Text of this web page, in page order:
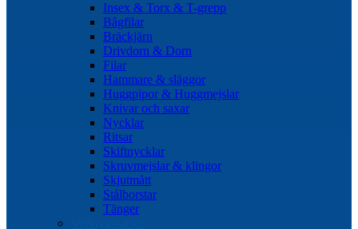
Insex & Torx & T-grepp
Bågfilar
Bräckjärn
Drivdorn & Dorn
Filar
Hammare & släggor
Huggpipor & Huggmejslar
Knivar och saxar
Nycklar
Ritsar
Skiftnycklar
Skruvmejslar & klingor
Skjutmått
Stålborstar
Tänger